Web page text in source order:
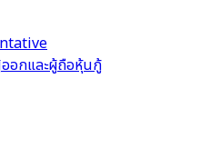
อกและผู้ถือหุ้นกู้